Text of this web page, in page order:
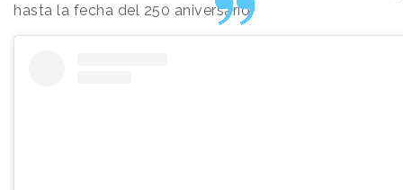
hasta la fecha del 250 aniversario.